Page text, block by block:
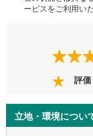
ービスをご利用い
評価
立地・環境につい